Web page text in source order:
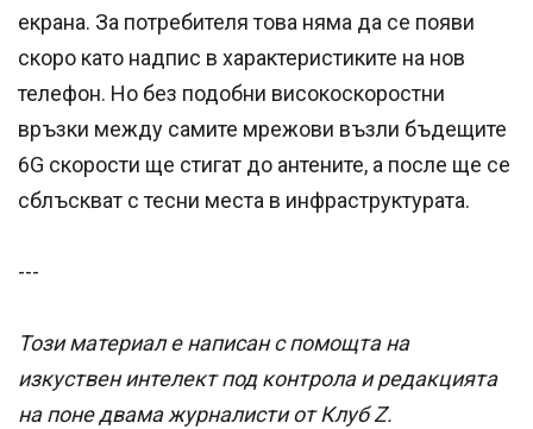
екрана. За потребителя това няма да се появи
скоро като надпис в характеристиките на нов
телефон. Но без подобни високоскоростни
връзки между самите мрежови възли бъдещите
6G скорости ще стигат до антените, а после ще се
сблъскват с тесни места в инфраструктурата.
---
Този материал е написан с помощта на
изкуствен интелект под контрола и редакцията
на поне двама журналисти от Клуб Z.